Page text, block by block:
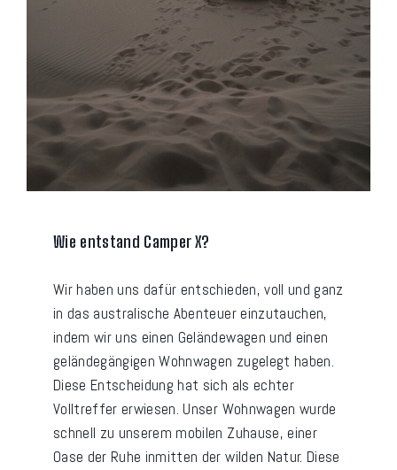
Wie entstand Camper X?
Wir haben uns dafür entschieden, voll und ganz
in das australische Abenteuer einzutauchen,
indem wir uns einen Geländewagen und einen
geländegängigen Wohnwagen zugelegt haben.
Diese Entscheidung hat sich als echter
Volltreffer erwiesen. Unser Wohnwagen wurde
schnell zu unserem mobilen Zuhause, einer
Oase der Ruhe inmitten der wilden Natur. Diese